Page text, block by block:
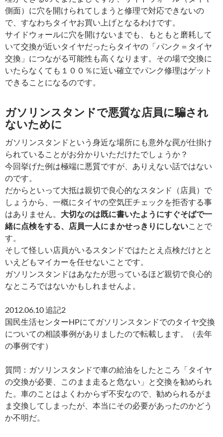
側面）に穴を開けられてしまうと修理で対応できないの
で、すなわちタイヤお買い上げとなるわけです。
サイドウォールに穴を開けないまでも、もともと磨耗して
いて交換が近いタイヤだったらタイヤの「パンク＝タイヤ
交換」につながる可能性も高くなります。その場で交換に
いたらなくても１００％に近い確立でパンク修理はゲット
できることになるのです。
ガソリンスタンドで悪質な店員に騙され
ないために
ガソリンスタンドという身近な場所にも意外な罠が仕掛け
られていることがお分かりいただけたでしょうか？
今回挙げた例は極端に悪質ですが、ありえない話ではない
のです。
だからといって大抵は親切で良心的なスタンド（店員）で
しょうから、一概にタイヤの空気圧チェックを拒否する事
はありません。 大切なのは既に書いたようにすぐそばで一
緒に点検をする、店員一人にまかせっきりにしない ことで
す。
そして怪しい店員がいるスタンドではたとえ点検だけとと
いえどもマイカーを任せないことです。
ガソリンスタンドはあなたが思っているほど親切で良心的
なところではないかもしれませんよ。
2012.06.10 追記2
国民生活センターHPにてガソリンスタンドでのタイヤ交換
についての相談事例がありましたので転載します。（去年
の事例です）
質問：ガソリンスタンドで車の給油をしたところ「タイヤ
の交換が必要、このまま走ると危ない」と交換を勧められ
た。車のことはよくわからず不安なので、勧められるがま
ま交換してしまったが、本当にその必要があったのかどう
か不明だ。